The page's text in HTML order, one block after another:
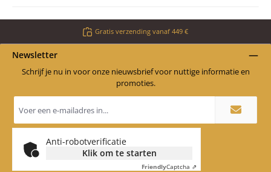
Gratis verzending vanaf 449 €
Newsletter
Schrijf je nu in voor onze nieuwsbrief voor nuttige informatie en
promoties.
mailadres
*
Anti-robotverificatie
Klik om te starten
FriendlyCaptcha ⇗